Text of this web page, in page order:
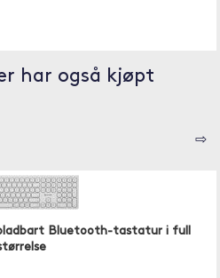
har også kjøpt
⇨
Bluetooth-tastatur i full